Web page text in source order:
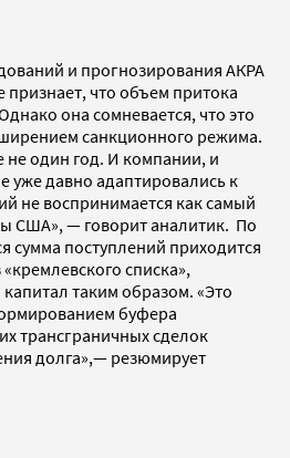
и прогнозирования АКРА
признает, что объем притока
она сомневается, что это
санкционного режима.
не один год. И компании, и
уже давно адаптировались к
не воспринимается как самый
США», — говорит аналитик. По
сумма поступлений приходится
списка»,
таким образом. «Это
буфера
трансграничных сделок
долга»,— резюмирует